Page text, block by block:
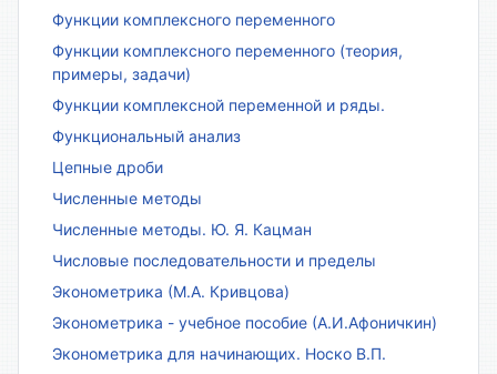
Функции комплексного переменного
Функции комплексного переменного (теория,
примеры, задачи)
Функции комплексной переменной и ряды.
Функциональный анализ
Цепные дроби
Численные методы
Численные методы. Ю. Я. Кацман
Числовые последовательности и пределы
Эконометрика (М.А. Кривцова)
Эконометрика - учебное пособие (А.И.Афоничкин)
Эконометрика для начинающих. Носко В.П.